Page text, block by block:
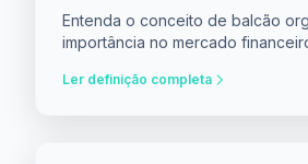
Entenda o conceito de balcão
importância no mercado
Ler definição completa